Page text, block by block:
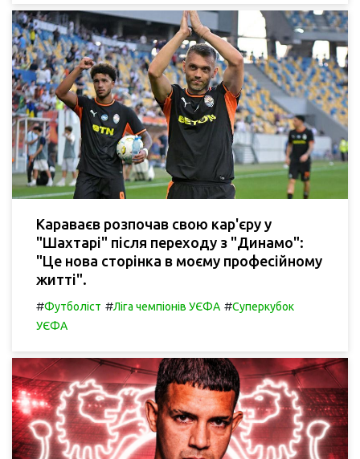
Караваєв розпочав свою кар'єру у
"Шахтарі" після переходу з "Динамо":
"Це нова сторінка в моєму професійному
житті".
#Футболіст #Ліга чемпіонів УЄФА #Суперкубок
УЄФА